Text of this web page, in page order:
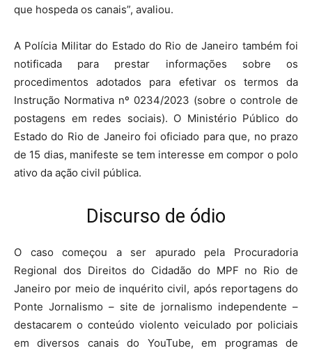
que hospeda os canais”, avaliou.
A Polícia Militar do Estado do Rio de Janeiro também foi
notificada para prestar informações sobre os
procedimentos adotados para efetivar os termos da
Instrução Normativa nº 0234/2023 (sobre o controle de
postagens em redes sociais). O Ministério Público do
Estado do Rio de Janeiro foi oficiado para que, no prazo
de 15 dias, manifeste se tem interesse em compor o polo
ativo da ação civil pública.
Discurso de ódio
O caso começou a ser apurado pela Procuradoria
Regional dos Direitos do Cidadão do MPF no Rio de
Janeiro por meio de inquérito civil, após reportagens do
Ponte Jornalismo – site de jornalismo independente –
destacarem o conteúdo violento veiculado por policiais
em diversos canais do YouTube, em programas de